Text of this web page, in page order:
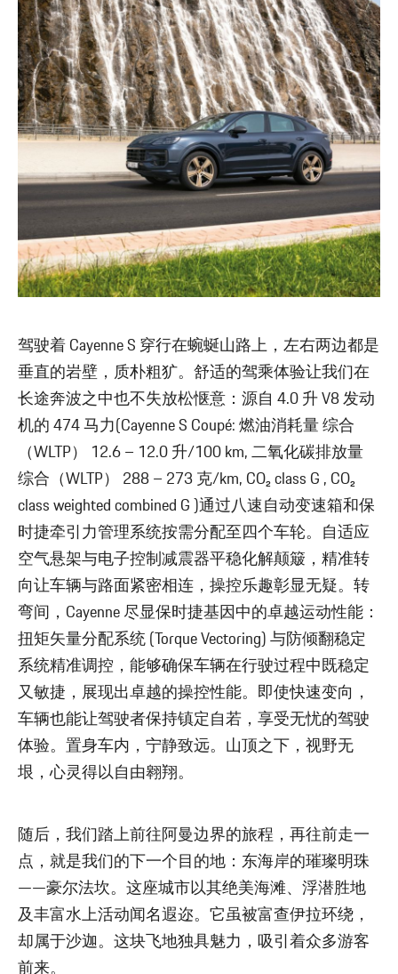
驾驶着 Cayenne S 穿行在蜿蜒山路上，左右两边都是
垂直的岩壁，质朴粗犷。舒适的驾乘体验让我们在
长途奔波之中也不失放松惬意：源自 4.0 升 V8 发动
机的 474 马力(Cayenne S Coupé: 燃油消耗量 综合
（WLTP） 12.6 – 12.0 升/100 km, 二氧化碳排放量
综合（WLTP） 288 – 273 克/km, CO₂ class G , CO₂
class weighted combined G )通过八速自动变速箱和保
时捷牵引力管理系统按需分配至四个车轮。自适应
空气悬架与电子控制减震器平稳化解颠簸，精准转
向让车辆与路面紧密相连，操控乐趣彰显无疑。转
弯间，Cayenne 尽显保时捷基因中的卓越运动性能：
扭矩矢量分配系统 (Torque Vectoring) 与防倾翻稳定
系统精准调控，能够确保车辆在行驶过程中既稳定
又敏捷，展现出卓越的操控性能。即使快速变向，
车辆也能让驾驶者保持镇定自若，享受无忧的驾驶
体验。置身车内，宁静致远。山顶之下，视野无
垠，心灵得以自由翱翔。
随后，我们踏上前往阿曼边界的旅程，再往前走一
点，就是我们的下一个目的地：东海岸的璀璨明珠
——豪尔法坎。这座城市以其绝美海滩、浮潜胜地
及丰富水上活动闻名遐迩。它虽被富查伊拉环绕，
却属于沙迦。这块飞地独具魅力，吸引着众多游客
前来。